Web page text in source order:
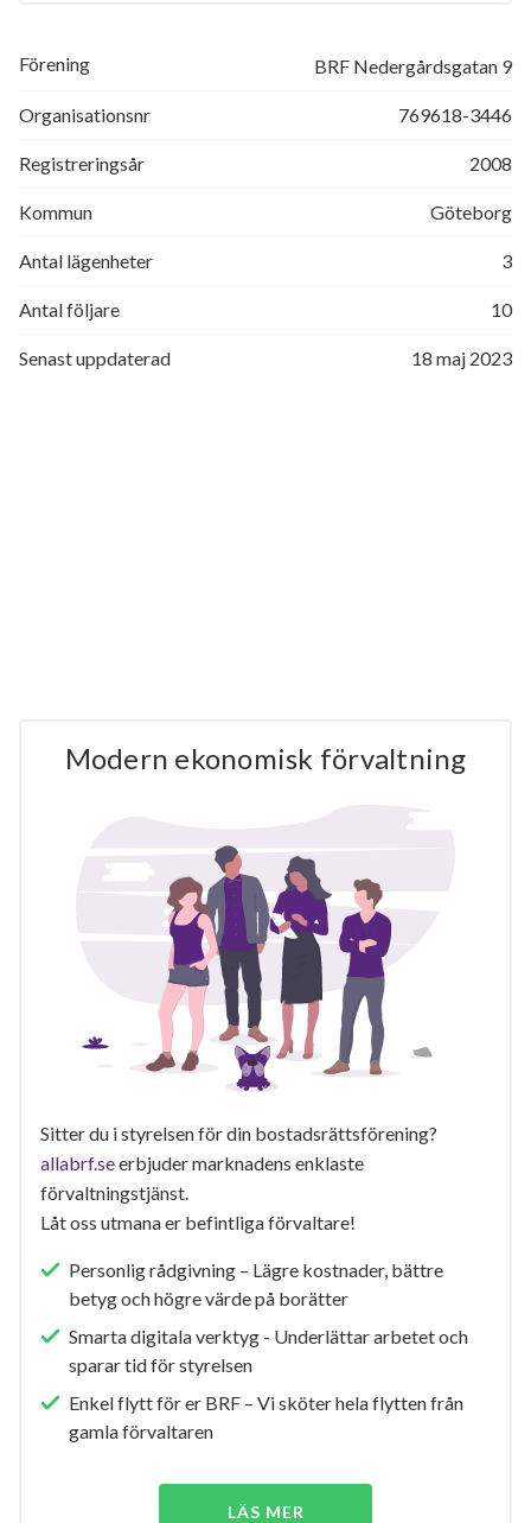
Förening BRF Nedergårdsgatan 9
Organisationsnr 769618-3446
Registreringsår 2008
Kommun Göteborg
Antal lägenheter 3
Antal följare 10
Senast uppdaterad 18 maj 2023
Modern ekonomisk förvaltning
Sitter du i styrelsen för din bostadsrättsförening?
allabrf.seerbjuder marknadens enklaste
förvaltningstjänst.
Låt oss utmana er befintliga förvaltare!
Personlig rådgivning – Lägre kostnader, bättre
betyg och högre värde på borätter
Smarta digitala verktyg - Underlättar arbetet och
sparar tid för styrelsen
Enkel flytt för er BRF – Vi sköter hela flytten från
gamla förvaltaren
LÄS MER